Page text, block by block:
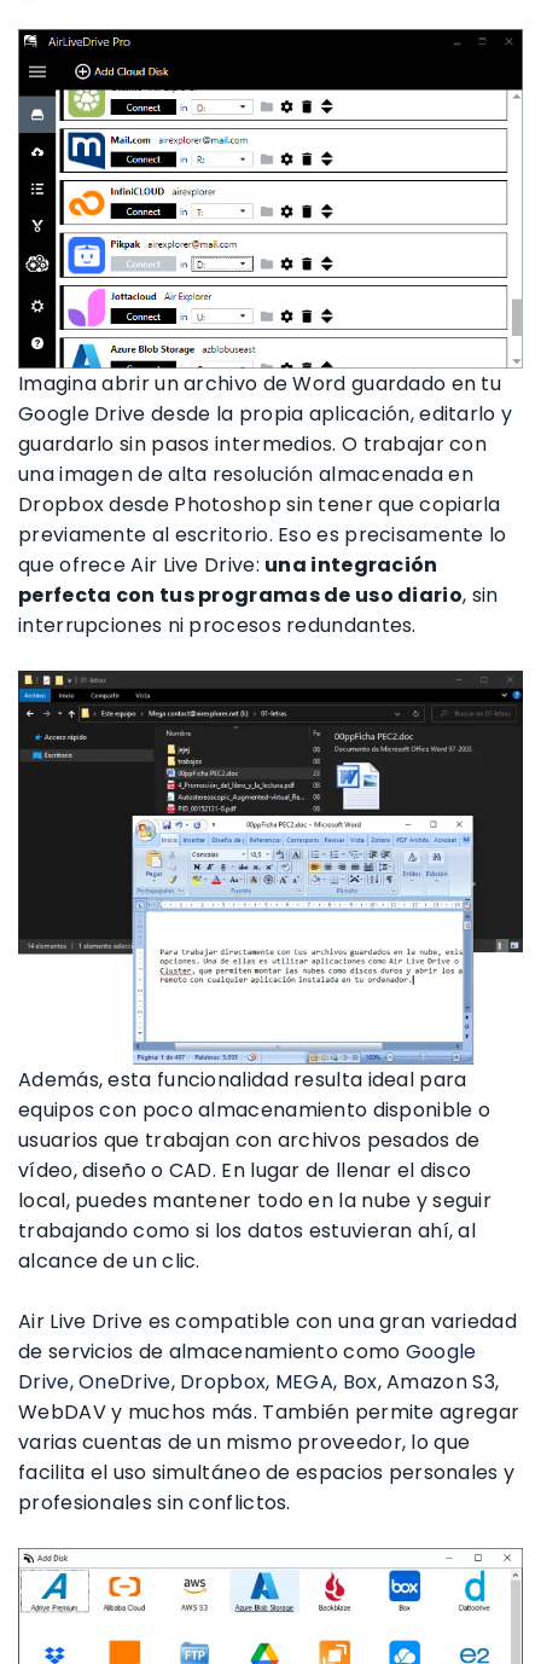
Imagina abrir un archivo de Word guardado en tu
Google Drive desde la propia aplicación, editarlo y
guardarlo sin pasos intermedios. O trabajar con
una imagen de alta resolución almacenada en
Dropbox desde Photoshop sin tener que copiarla
previamente al escritorio. Eso es precisamente lo
que ofrece Air Live Drive: una integración
perfecta con tus programas de uso diario, sin
interrupciones ni procesos redundantes.
Además, esta funcionalidad resulta ideal para
equipos con poco almacenamiento disponible o
usuarios que trabajan con archivos pesados de
vídeo, diseño o CAD. En lugar de llenar el disco
local, puedes mantener todo en la nube y seguir
trabajando como si los datos estuvieran ahí, al
alcance de un clic.
Air Live Drive es compatible con una gran variedad
de servicios de almacenamiento como Google
Drive,OneDrive, Dropbox, MEGA, Box, Amazon S3,
WebDAV y muchos más. También permite agregar
varias cuentas de un mismo proveedor, lo que
facilita el uso simultáneo de espacios personales y
profesionales sin conflictos.